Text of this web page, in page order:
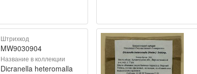
Штрихкод
MW9030904
Название в коллекции
Dicranella heteromalla